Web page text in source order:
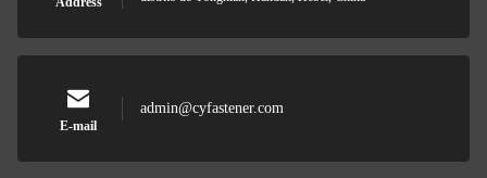
E-mail
admin@cyfastener.com